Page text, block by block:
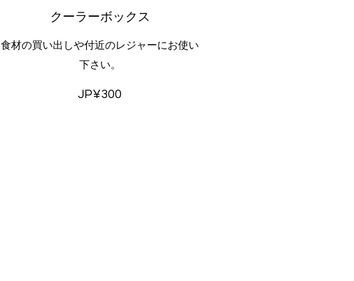
クーラーボックス
食材の買い出しや付近のレジャーにお使い
下さい。
JP¥300